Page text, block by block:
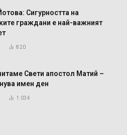
Сигурността на
граждани е най-важният
820
Свети апостол Матий –
имен ден
1 034